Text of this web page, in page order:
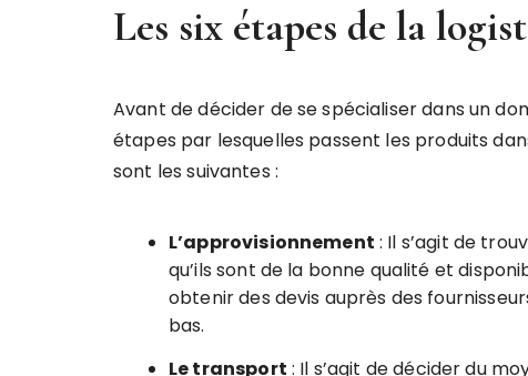
Les six étapes de la
Avant de décider de se spécialiser dans un
étapes par lesquelles passent les produits
sont les suivantes :
L’approvisionnement : Il s’agit de
qu’ils sont de la bonne qualité et
obtenir des devis auprès des
bas.
Le transport : Il s’agit de décider du